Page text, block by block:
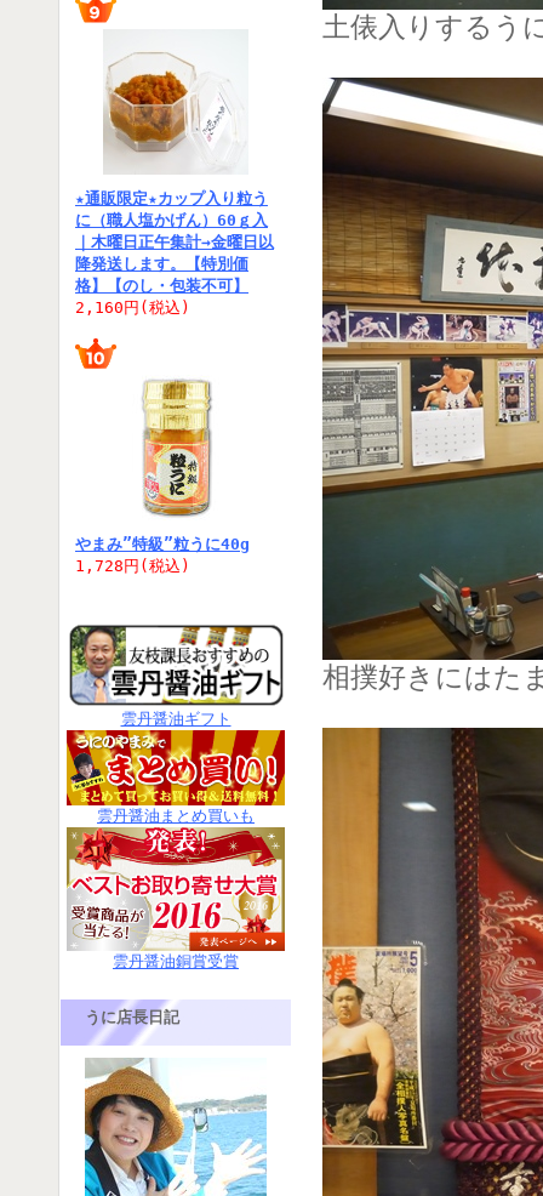
★通販限定★カップ入り粒う
に（職人塩かげん）60ｇ入
｜木曜日正午集計→金曜日以
降発送します。【特別価
格】【のし・包装不可】
2,160円(税込)
やまみ”特級”粒うに40g
1,728円(税込)
雲丹醤油ギフト
雲丹醤油まとめ買いも
雲丹醤油銅賞受賞
うに店長日記
土俵入りするう
相撲好きにはた